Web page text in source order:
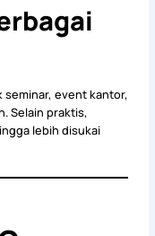
event kantor,
Selain praktis,
lebih disukai